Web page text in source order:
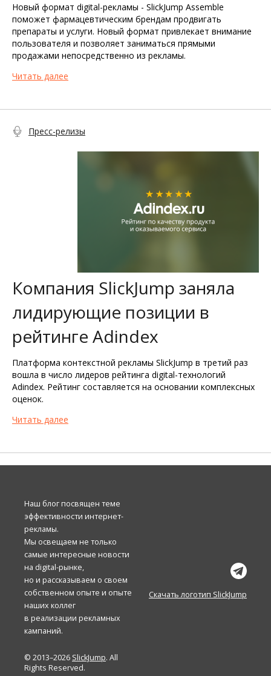
Новый формат digital-рекламы - SlickJump Assemble
поможет фармацевтическим брендам продвигать
препараты и услуги. Новый формат привлекает внимание
пользователя и позволяет заниматься прямыми
продажами непосредственно из рекламы.
Читать далее
Пресс-релизы
Компания SlickJump заняла
лидирующие позиции в
рейтинге Adindex
Платформа контекстной рекламы SlickJump в третий раз
вошла в число лидеров рейтинга digital-технологий
Adindex. Рейтинг составляется на основании комплексных
оценок.
Читать далее
Наш блог посвящен теме
эффективности интернет-
рекламы.
Мы освещаем не только
самые интересные новости
на digital-рынке,
но и рассказываем о своем
собственном опыте и опыте
наших коллег
в реализации рекламных
кампаний.
© 2013–2026 SlickJump. All
Rights Reserved.
Скачать логотип SlickJump